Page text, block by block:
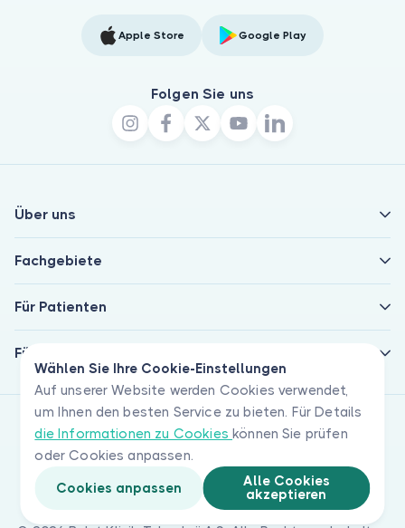
Wählen Sie Ihre Cookie-Einstellungen
Auf unserer Website werden Cookies verwendet,
um Ihnen den besten Service zu bieten. Für Details
die Informationen zu Cookieskönnen Sie prüfen
oder Cookies anpassen.
Cookies anpassen
Alle Cookies
akzeptieren
Apple Store Google Play
Folgen Sie uns
Über uns
Fachgebiete
Für Patienten
Für Ärzte